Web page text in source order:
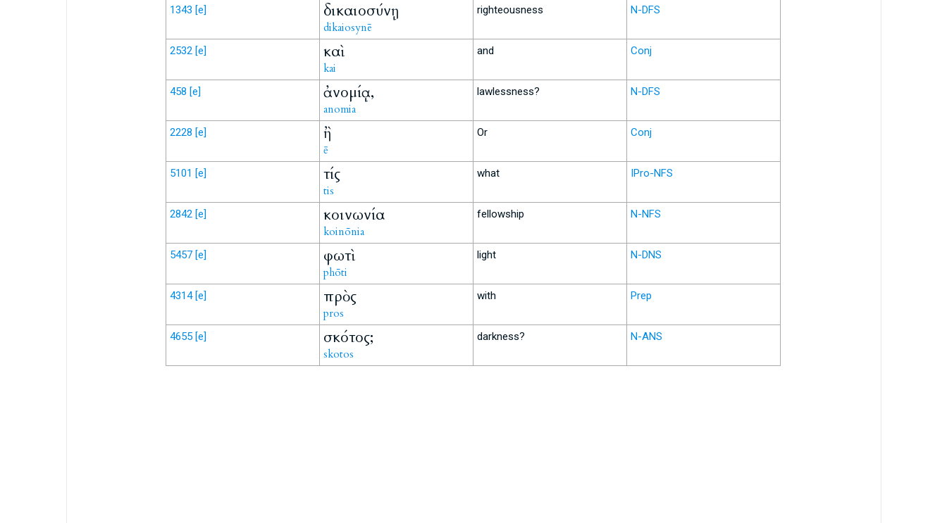
1343 [e] δικαιοσύνῃ
dikaiosynē
righteousness N-DFS
2532 [e] καὶ
kai
and Conj
458 [e] ἀνομίᾳ,
anomia
lawlessness? N-DFS
2228 [e] ἢ
ē
Or Conj
5101 [e] τίς
tis
what IPro-NFS
2842 [e] κοινωνία
koinōnia
fellowship N-NFS
5457 [e] φωτὶ
phōti
light N-DNS
4314 [e] πρὸς
pros
with Prep
4655 [e] σκότος;
skotos
darkness? N-ANS